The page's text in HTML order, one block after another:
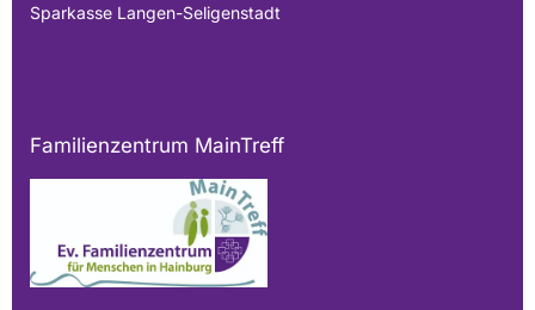
Sparkasse Langen-Seligenstadt
Familienzentrum MainTreff